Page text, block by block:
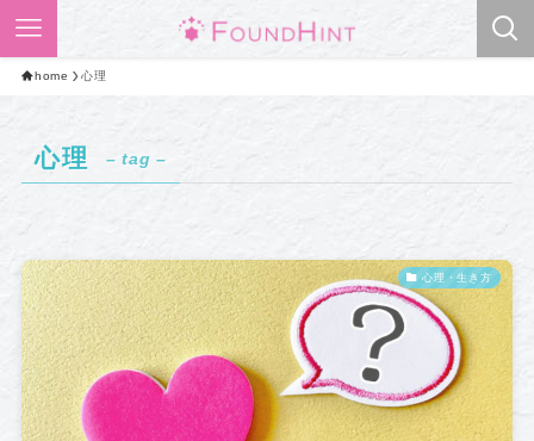
home 心理
心理 – tag –
心理・生き方